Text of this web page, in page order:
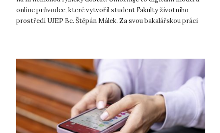
online průvodce, které vytvořil student Fakulty životního
prostředí UJEP Bc. Štěpán Málek. Za svou bakalářskou práci